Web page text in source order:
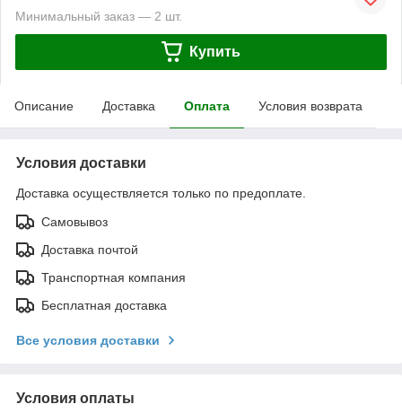
Минимальный заказ — 2 шт.
Купить
Описание Доставка Оплата Условия возврата
Условия доставки
Доставка осуществляется только по предоплате.
Самовывоз
Доставка почтой
Транспортная компания
Бесплатная доставка
Все условия доставки
Условия оплаты